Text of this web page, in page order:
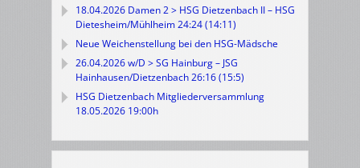
18.04.2026 Damen 2 > HSG Dietzenbach II – HSG
Dietesheim/Mühlheim 24:24 (14:11)
Neue Weichenstellung bei den HSG-Mädsche
26.04.2026 w/D > SG Hainburg – JSG
Hainhausen/Dietzenbach 26:16 (15:5)
HSG Dietzenbach Mitgliederversammlung
18.05.2026 19:00h